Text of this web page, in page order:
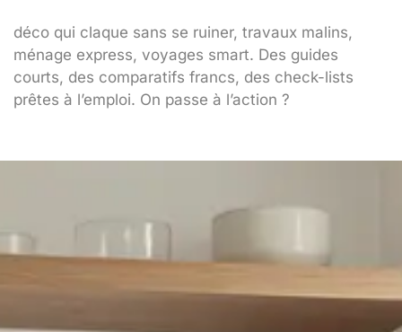
déco qui claque sans se ruiner, travaux malins,
ménage express, voyages smart. Des guides
courts, des comparatifs francs, des check-lists
prêtes à l’emploi. On passe à l’action ?